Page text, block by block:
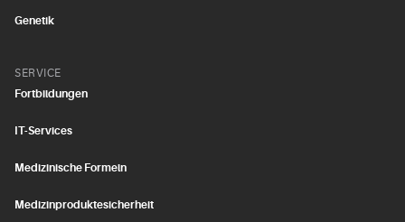
Genetik
SERVICE
Fortbildungen
IT-Services
Medizinische Formeln
Medizinproduktesicherheit